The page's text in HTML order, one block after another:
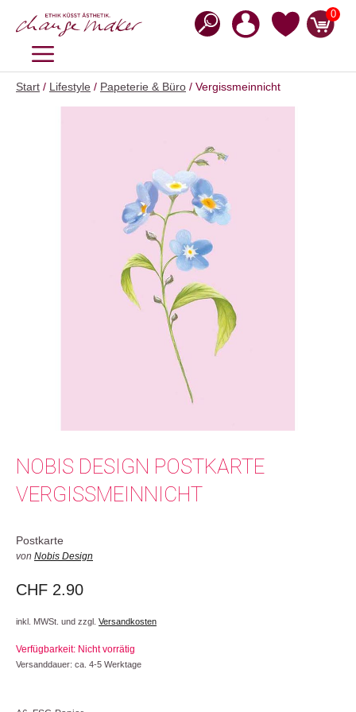
Inhalt
0
MENÜ
Start / Lifestyle / Papeterie & Büro / Vergissmeinnicht
NOBIS DESIGN POSTKARTE
VERGISSMEINNICHT
Postkarte
von Nobis Design
CHF 2.90
inkl. MWSt. und zzgl. Versandkosten
Verfügbarkeit: Nicht vorrätig
Versanddauer: ca. 4-5 Werktage